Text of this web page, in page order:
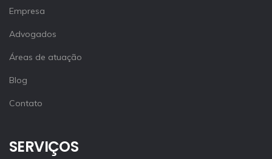
Empresa
Advogados
Áreas de atuação
Blog
Contato
SERVIÇOS